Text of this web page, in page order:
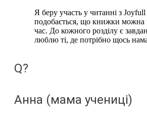
Я беру участь у читанні з
подобається, що книжки можна
час. До кожного розділу є
люблю ті, де потрібно щось
Q?
Анна (мама учениці)